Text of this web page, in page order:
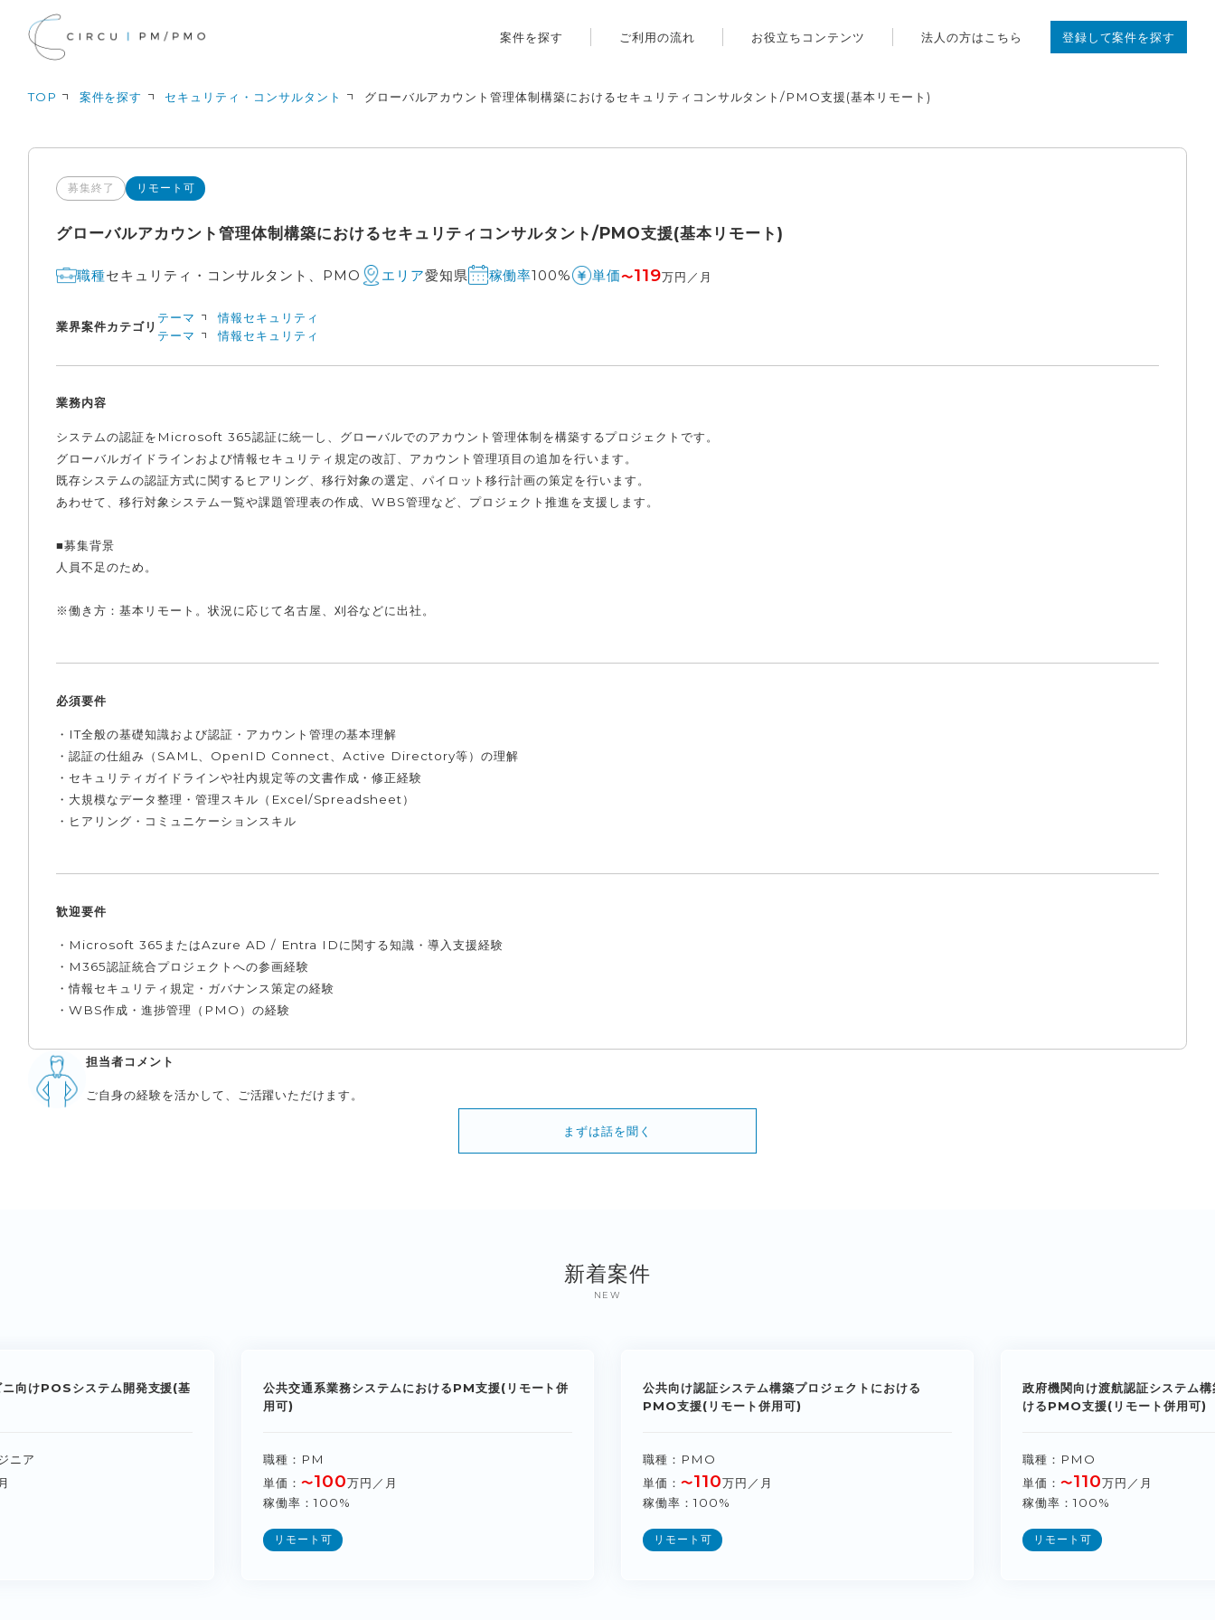
案件を探す ご利用の流れ お役立ちコンテンツ 法人の方はこちら 登録して案件を探す
TOP 案件を探す セキュリティ・コンサルタント グローバルアカウント管理体制構築におけるセキュリティコンサルタント/PMO支援(基本リモート)
募集終了 リモート可
グローバルアカウント管理体制構築におけるセキュリティコンサルタント/PMO支援(基本リモート)
職種セキュリティ・コンサルタント、PMO エリア愛知県 稼働率100% 単価〜119万円／月
業界案件カテゴリ
テーマ
情報セキュリティ
テーマ
情報セキュリティ
業務内容
システムの認証をMicrosoft 365認証に統一し、グローバルでのアカウント管理体制を構築するプロジェクトです。
グローバルガイドラインおよび情報セキュリティ規定の改訂、アカウント管理項目の追加を行います。
既存システムの認証方式に関するヒアリング、移行対象の選定、パイロット移行計画の策定を行います。
あわせて、移行対象システム一覧や課題管理表の作成、WBS管理など、プロジェクト推進を支援します。
■募集背景
人員不足のため。
※働き方：基本リモート。状況に応じて名古屋、刈谷などに出社。
必須要件
・IT全般の基礎知識および認証・アカウント管理の基本理解
・認証の仕組み（SAML、OpenID Connect、Active Directory等）の理解
・セキュリティガイドラインや社内規定等の文書作成・修正経験
・大規模なデータ整理・管理スキル（Excel/Spreadsheet）
・ヒアリング・コミュニケーションスキル
歓迎要件
・Microsoft 365またはAzure AD / Entra IDに関する知識・導入支援経験
・M365認証統合プロジェクトへの参画経験
・情報セキュリティ規定・ガバナンス策定の経験
・WBS作成・進捗管理（PMO）の経験
担当者コメント
ご自身の経験を活かして、ご活躍いただけます。
まずは話を聞く
新着案件
NEW
向けPOSシステム開発支援(基
ニア
公共交通系業務システムにおけるPM支援(リモート併
用可)
職種
PM
単価
〜100万円／月
稼働率
100%
リモート可
公共向け認証システム構築プロジェクトにおける
PMO支援(リモート併用可)
職種
PMO
単価
〜110万円／月
稼働率
100%
リモート可
政府機関向け渡航認証システム
けるPMO支援(リモート併用可)
職種
PMO
単価
〜110万円／月
稼働率
100%
リモート可